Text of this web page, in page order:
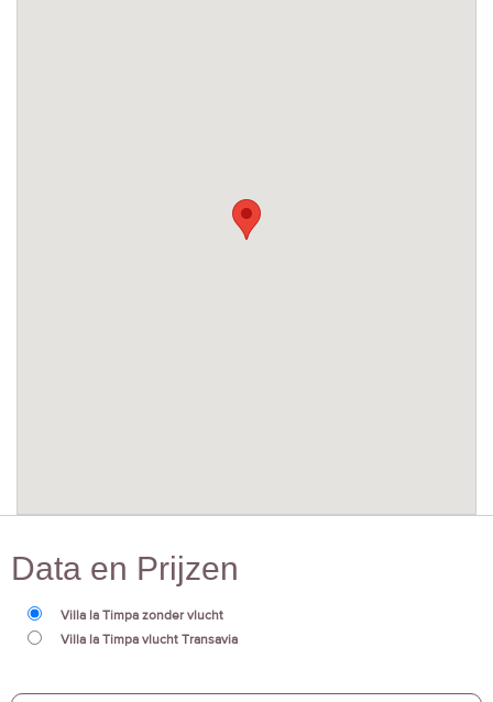
Data en Prijzen
Villa la Timpa zonder vlucht
Villa la Timpa vlucht Transavia